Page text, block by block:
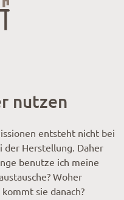
nutzen
entsteht nicht bei
der Herstellung. Daher
benutze ich meine
Woher
sie danach?